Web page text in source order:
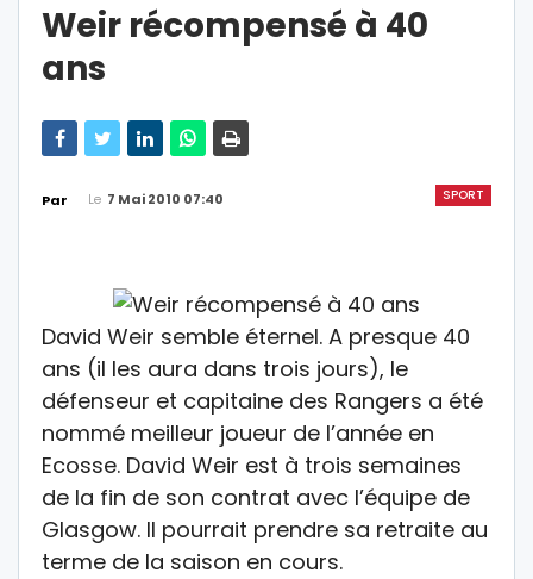
Weir récompensé à 40
ans
SPORT
Par Le 7 Mai 2010 07:40
David Weir semble éternel. A presque 40
ans (il les aura dans trois jours), le
défenseur et capitaine des Rangers a été
nommé meilleur joueur de l’année en
Ecosse. David Weir est à trois semaines
de la fin de son contrat avec l’équipe de
Glasgow. Il pourrait prendre sa retraite au
terme de la saison en cours.